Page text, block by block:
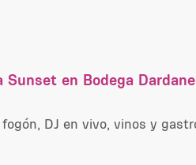
Sunset en Bodega
DJ en vivo, vinos y